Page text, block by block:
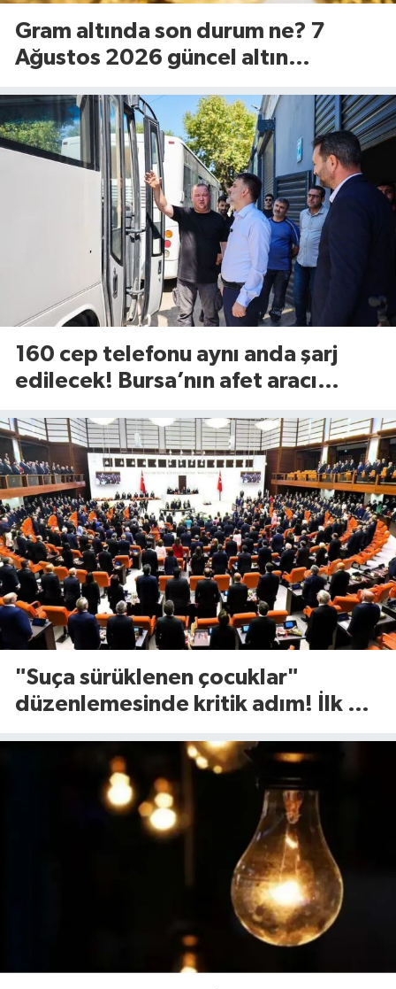
Gram altında son durum ne? 7
Ağustos 2026 güncel altın
160 cep telefonu aynı anda şarj
edilecek! Bursa’nın afet aracı
"Suça sürüklenen çocuklar"
düzenlemesinde kritik adım! İlk 2